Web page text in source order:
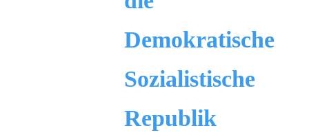
Demokratische
Sozialistische
Republik